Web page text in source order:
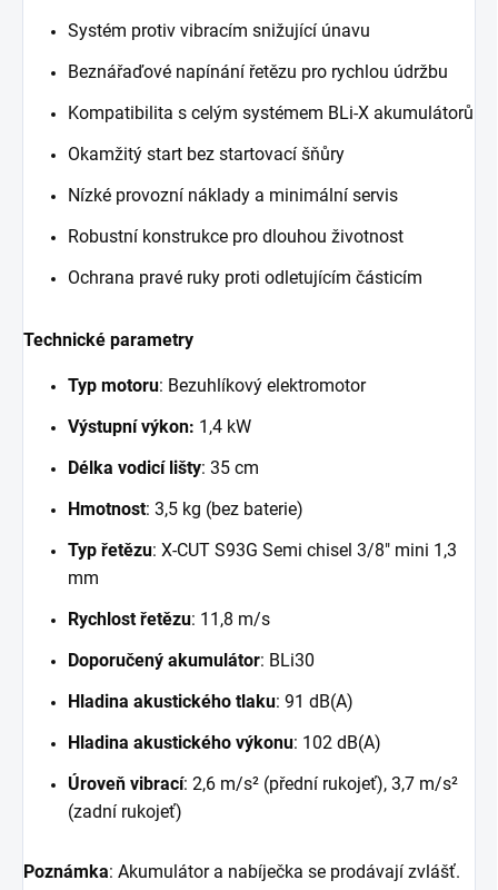
Systém protiv vibracím snižující únavu
Beznářaďové napínání řetězu pro rychlou údržbu
Kompatibilita s celým systémem BLi-X akumulátorů
Okamžitý start bez startovací šňůry
Nízké provozní náklady a minimální servis
Robustní konstrukce pro dlouhou životnost
Ochrana pravé ruky proti odletujícím částicím
Technické parametry
Typ motoru: Bezuhlíkový elektromotor
Výstupní výkon: 1,4 kW
Délka vodicí lišty: 35 cm
Hmotnost: 3,5 kg (bez baterie)
Typ řetězu: X-CUT S93G Semi chisel 3/8" mini 1,3
mm
Rychlost řetězu: 11,8 m/s
Doporučený akumulátor: BLi30
Hladina akustického tlaku: 91 dB(A)
Hladina akustického výkonu: 102 dB(A)
Úroveň vibrací: 2,6 m/s² (přední rukojeť), 3,7 m/s²
(zadní rukojeť)
Poznámka: Akumulátor a nabíječka se prodávají zvlášť.